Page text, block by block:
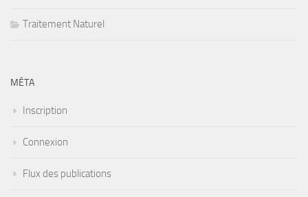
Traitement Naturel
MÉTA
Inscription
Connexion
Flux des publications